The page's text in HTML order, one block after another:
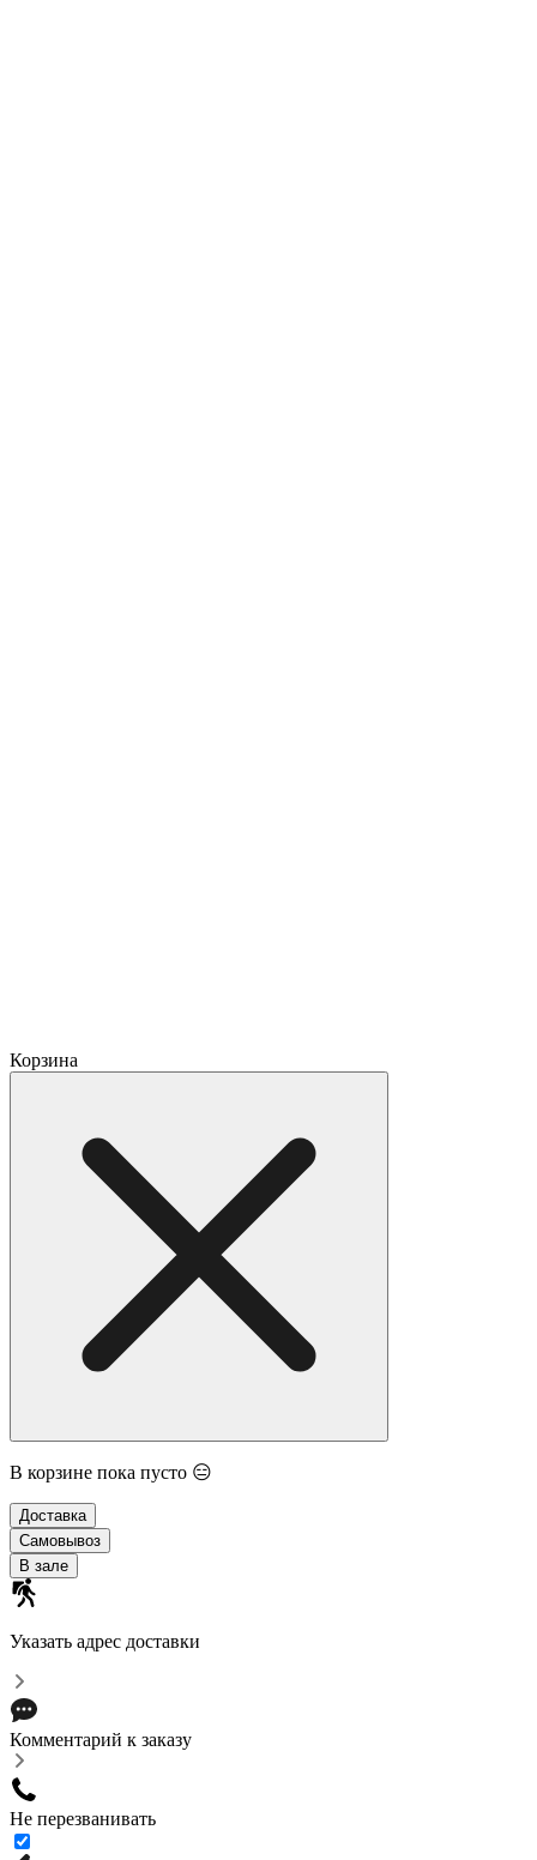
Корзина
В корзине пока пусто 😑
Доставка
Самовывоз
В зале
Указать адрес доставки
Комментарий к заказу
Не перезванивать